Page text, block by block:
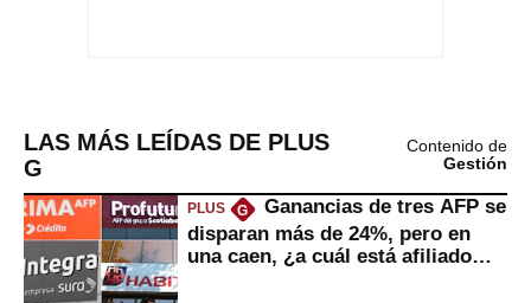
LAS MÁS LEÍDAS DE PLUS
G
Contenido de
Gestión
PLUS G
Ganancias de tres AFP se
disparan más de 24%, pero en
una caen, ¿a cuál está afiliado